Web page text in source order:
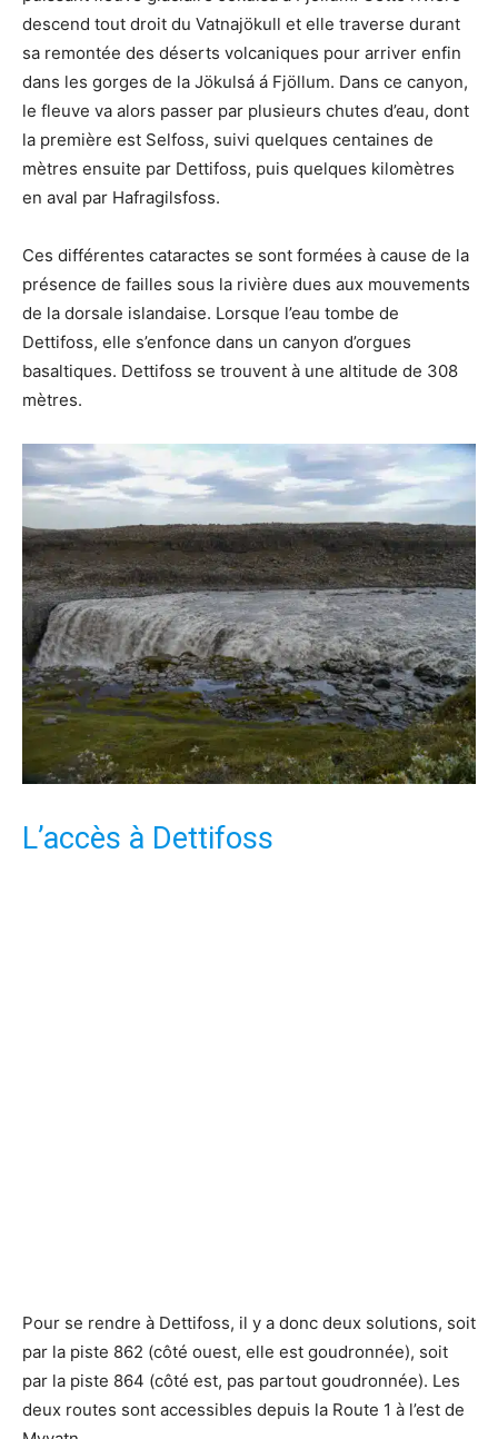
descend tout droit du Vatnajökull et elle traverse durant
sa remontée des déserts volcaniques pour arriver enfin
dans les gorges de la Jökulsá á Fjöllum. Dans ce canyon,
le fleuve va alors passer par plusieurs chutes d’eau, dont
la première est Selfoss, suivi quelques centaines de
mètres ensuite par Dettifoss, puis quelques kilomètres
en aval par Hafragilsfoss.
Ces différentes cataractes se sont formées à cause de la
présence de failles sous la rivière dues aux mouvements
de la dorsale islandaise. Lorsque l’eau tombe de
Dettifoss, elle s’enfonce dans un canyon d’orgues
basaltiques. Dettifoss se trouvent à une altitude de 308
mètres.
L’accès à Dettifoss
Pour se rendre à Dettifoss, il y a donc deux solutions, soit
par la piste 862 (côté ouest, elle est goudronnée), soit
par la piste 864 (côté est, pas partout goudronnée). Les
deux routes sont accessibles depuis la Route 1 à l’est de